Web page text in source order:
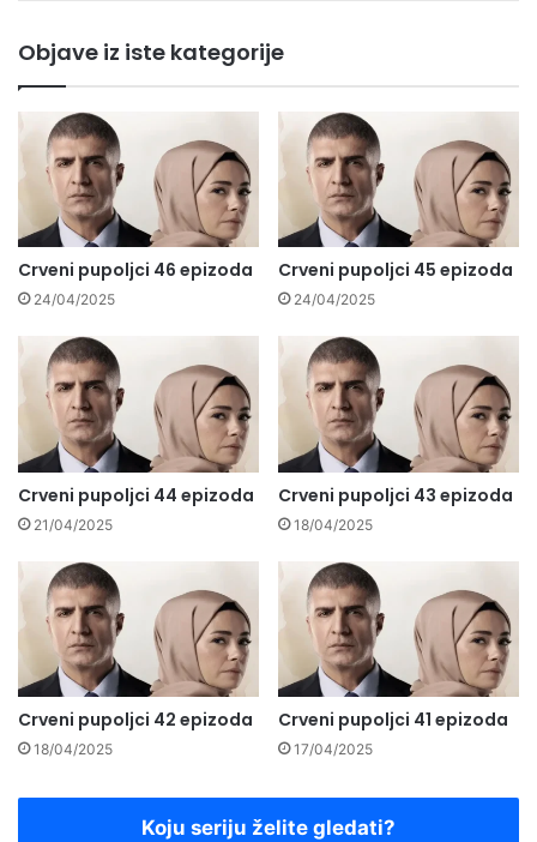
Objave iz iste kategorije
Crveni pupoljci 46 epizoda
24/04/2025
Crveni pupoljci 45 epizoda
24/04/2025
Crveni pupoljci 44 epizoda
21/04/2025
Crveni pupoljci 43 epizoda
18/04/2025
Crveni pupoljci 42 epizoda
18/04/2025
Crveni pupoljci 41 epizoda
17/04/2025
Koju seriju želite gledati?